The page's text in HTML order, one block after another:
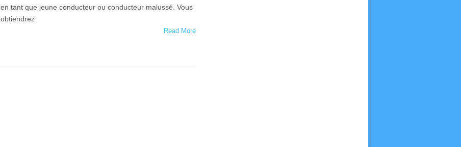
en tant que jeune conducteur ou conducteur malussé. Vous
obtiendrez
Read More